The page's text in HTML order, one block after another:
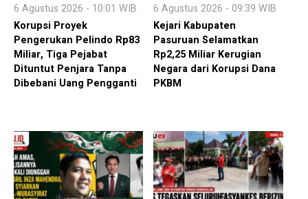
6 Agustus 2026 - 10:01 WIB
Korupsi Proyek
Pengerukan Pelindo Rp83
Miliar, Tiga Pejabat
Dituntut Penjara Tanpa
Dibebani Uang Pengganti
6 Agustus 2026 - 09:39 WIB
Kejari Kabupaten
Pasuruan Selamatkan
Rp2,25 Miliar Kerugian
Negara dari Korupsi Dana
PKBM